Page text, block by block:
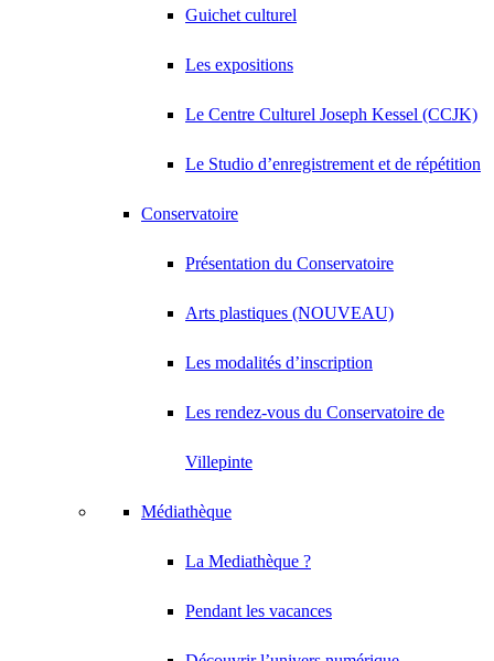
Guichet culturel
Les expositions
Le Centre Culturel Joseph Kessel (CCJK)
Le Studio d’enregistrement et de répétition
Conservatoire
Présentation du Conservatoire
Arts plastiques (NOUVEAU)
Les modalités d’inscription
Les rendez-vous du Conservatoire de
Villepinte
Médiathèque
La Mediathèque ?
Pendant les vacances